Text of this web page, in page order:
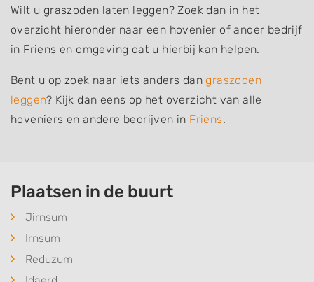
Wilt u graszoden laten leggen? Zoek dan in het
overzicht hieronder naar een hovenier of ander bedrijf
in Friens en omgeving dat u hierbij kan helpen.
Bent u op zoek naar iets anders dangraszoden
leggen? Kijk dan eens op het overzicht van alle
hoveniers en andere bedrijven in Friens.
Plaatsen in de buurt
Jirnsum
Irnsum
Reduzum